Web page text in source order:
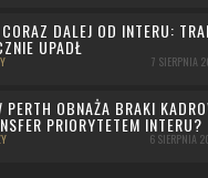
DALEJ OD INTERU:
UPADŁ
7 SIERPNIA
PERTH OBNAŻA BRAKI
PRIORYTETEM INTERU?
6 SIERPNIA